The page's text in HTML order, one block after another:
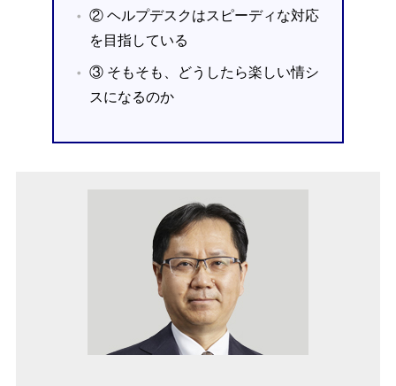
② ヘルプデスクはスピーディな対応
を目指している
③ そもそも、どうしたら楽しい情シ
スになるのか